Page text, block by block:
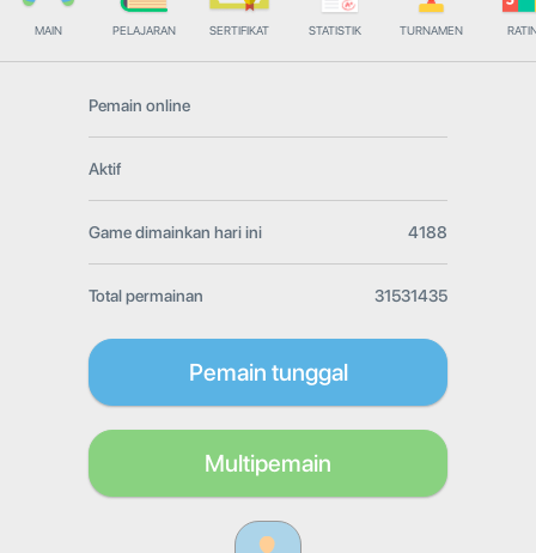
MAIN PELAJARAN SERTIFIKAT STATISTIK TURNAMEN
Pemain online
Aktif
Game dimainkan hari ini 4188
Total permainan 31531435
Pemain tunggal
Multipemain